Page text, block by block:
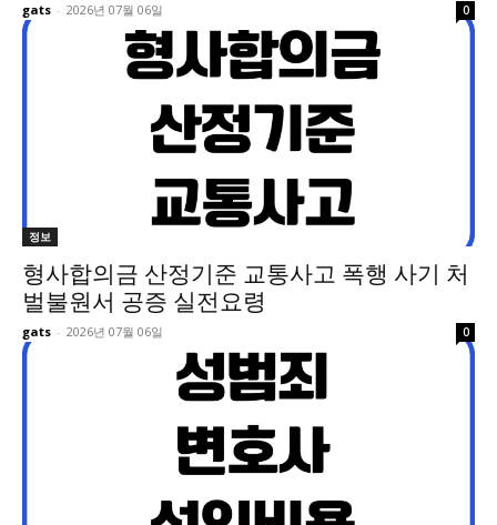
gats - 2026년 07월 06일 0
정보
형사합의금 산정기준 교통사고 폭행 사기 처
벌불원서 공증 실전요령
gats - 2026년 07월 06일 0